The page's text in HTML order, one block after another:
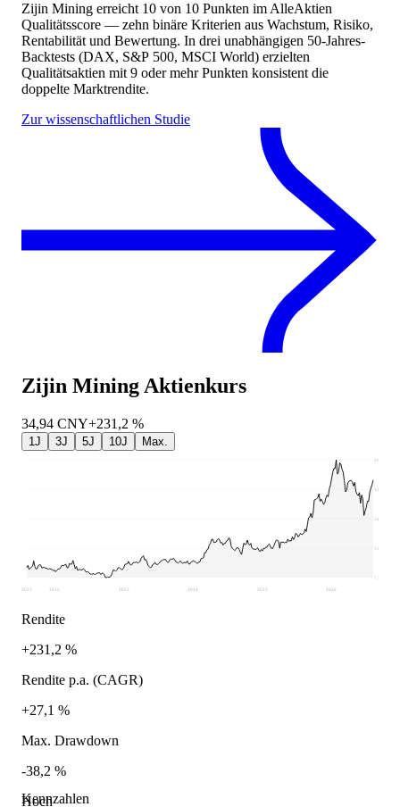
Kennzahlen
Zijin Mining erreicht 10 von 10 Punkten im AlleAktien
Qualitätsscore — zehn binäre Kriterien aus Wachstum, Risiko,
Rentabilität und Bewertung. In drei unabhängigen 50-Jahres-
Backtests (DAX, S&P 500, MSCI World) erzielten
Qualitätsaktien mit 9 oder mehr Punkten konsistent die
doppelte Marktrendite.
Zur wissenschaftlichen Studie
Zijin Mining Aktienkurs
34,94 CNY+231,2 %
1J 3J 5J 10J Max.
15,98
24,19
32,4
40,61
2021 2022 2023 2024 2025 2026
Rendite
+231,2 %
Rendite p.a. (CAGR)
+27,1 %
Max. Drawdown
-38,2 %
Hoch